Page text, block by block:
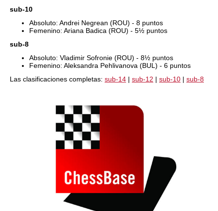
sub-10
Absoluto: Andrei Negrean (ROU) - 8 puntos
Femenino: Ariana Badica (ROU) - 5½ puntos
sub-8
Absoluto: Vladimir Sofronie (ROU) - 8½ puntos
Femenino: Aleksandra Pehlivanova (BUL) - 6 puntos
Las clasificaciones completas: sub-14 | sub-12 | sub-10 | sub-8